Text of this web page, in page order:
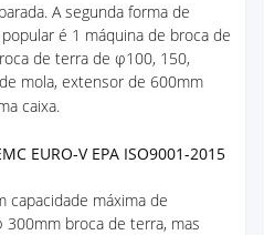
A segunda forma de
é 1 máquina de broca de
de terra de φ100, 150,
mola, extensor de 600mm
caixa.
EURO-V EPA ISO9001-2015
capacidade máxima de
300mm broca de terra, mas